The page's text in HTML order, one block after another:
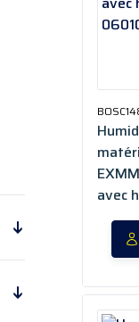
avec